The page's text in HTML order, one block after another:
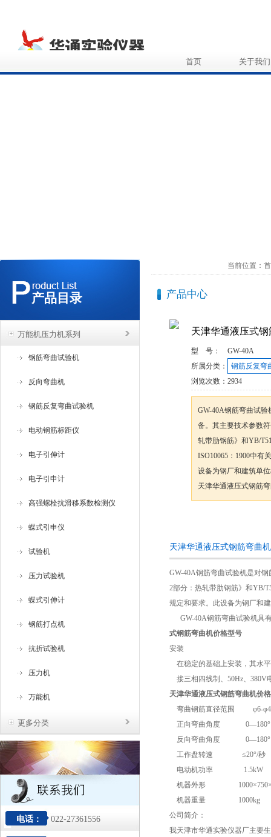
首页 关于我们
产品目录
万能机压力机系列
钢筋弯曲试验机
反向弯曲机
钢筋反复弯曲试验机
电动钢筋标距仪
电子引伸计
电子引申计
高强螺栓抗滑移系数检测仪
蝶式引申仪
试验机
压力试验机
蝶式引伸计
钢筋打点机
抗折试验机
压力机
万能机
更多分类
电话： 022-27361556
当前位置：
产品中心
天津华通液压式
型 号：
GW-40A
所属分类：
钢筋反复弯
浏览次数： 2934
GW-40A钢筋弯曲试
备。其主要技术参数
轧带肋钢筋》和YB/
ISO10065：1900中有
设备为钢厂和建筑单
天津华通液压式钢筋
天津华通液压式钢筋弯曲
GW-40A钢筋弯曲试验机是对
2部分：热轧带肋钢筋》和YB/
规定和要求。此设备为钢厂和
GW-40A钢筋弯曲试验机具
式钢筋弯曲机价格型号
安装
在稳定的基础上安装，其水
接三相四线制、 50Hz、 380V
天津华通液压式钢筋弯曲机价
弯曲钢筋直径范围
φ6-φ
正向弯曲角度 0—180
反向弯曲角度 0—180
工作盘转速
≤20°/秒
电动机功率 1.5kW
机器外形 1000×750
机器重量 1000kg
公司简介：
我天津市华通实验仪器厂主要